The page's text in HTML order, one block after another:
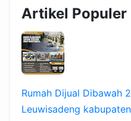
Artikel Populer
Rumah Dijual Dibawah
Leuwisadeng